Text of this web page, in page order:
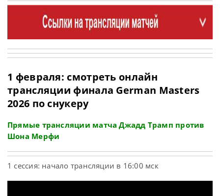
1 февраля: смотреть онлайн
трансляции финала German Masters
2026 по снукеру
Прямые трансляции матча Джадд Трамп против
Шона Мерфи
1 сессия: начало трансляции в 16:00 мск